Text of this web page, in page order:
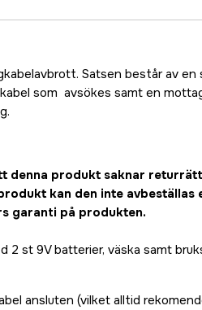
Satsen består av en
som avsökes samt en
denna produkt saknar
kan den inte avbeställas
garanti på produkten.
2 st 9V batterier, väska samt
ansluten (vilket alltid